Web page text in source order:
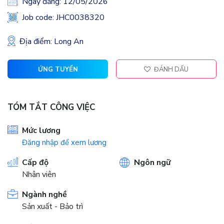
Job code: JHC0038320
Địa điểm: Long An
ỨNG TUYỂN ĐÁNH DẤU
TÓM TẮT CÔNG VIỆC
Mức lương
Đăng nhập để xem lương
Cấp độ
Nhân viên
Ngôn ngữ
Ngành nghề
Sản xuất - Bảo trì